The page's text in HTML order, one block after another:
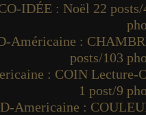
IDÉE : Noël 22 posts/
Américaine :
posts/103
: COIN Lecture-
1 post/9
Americaine :